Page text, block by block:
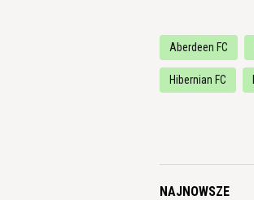
Aberdeen FC
Hibernian FC
NAJNOWSZE